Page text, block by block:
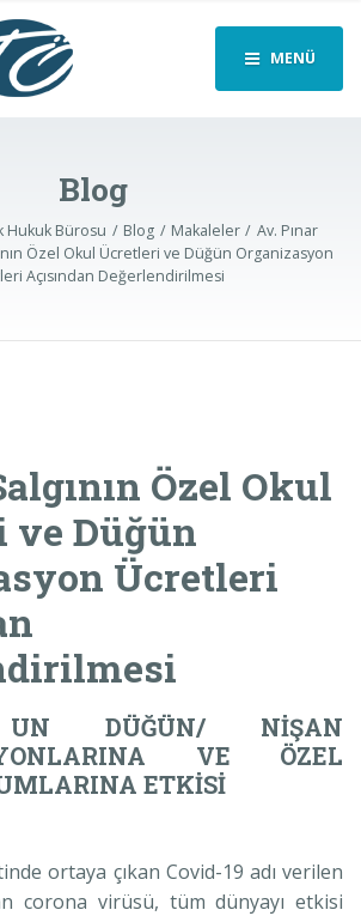
MENÜ
Blog
Hukuk Bürosu Blog Makaleler
Av. Pınar
Özel Okul Ücretleri ve Düğün Organizasyon
Açısından Değerlendirilmesi
Özel Okul
ve Düğün
Ücretleri
UN DÜĞÜN/ NİŞAN
VE ÖZEL
ETKİSİ
ortaya çıkan Covid-19 adı verilen
corona virüsü, tüm dünyayı etkisi